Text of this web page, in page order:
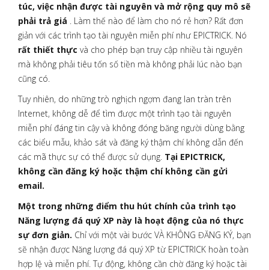
túc, việc nhận được tài nguyên và mở rộng quy mô sẽ
phải trả giá . Làm thế nào để làm cho nó rẻ hơn? Rất đơn
giản với các trình tạo tài nguyên miễn phí như EPICTRICK. Nó
rất thiết thực và cho phép bạn truy cập nhiều tài nguyên
mà không phải tiêu tốn số tiền mà không phải lúc nào bạn
cũng có.
Tuy nhiên, do những trò nghịch ngợm đang lan tràn trên
Internet, không dễ để tìm được một trình tạo tài nguyên
miễn phí đáng tin cậy và không đóng băng người dùng bằng
các biểu mẫu, khảo sát và đăng ký thậm chí không dẫn đến
các mã thực sự có thể được sử dụng. Tại EPICTRICK,
không cần đăng ký hoặc thậm chí không cần gửi
email.
Một trong những điểm thu hút chính của trình tạo
Năng lượng đá quý XP này là hoạt động của nó thực
sự đơn giản. Chỉ với một vài bước VÀ KHÔNG ĐĂNG KÝ, bạn
sẽ nhận được Năng lượng đá quý XP từ EPICTRICK hoàn toàn
hợp lệ và miễn phí. Tự động, không cần chờ đăng ký hoặc tài